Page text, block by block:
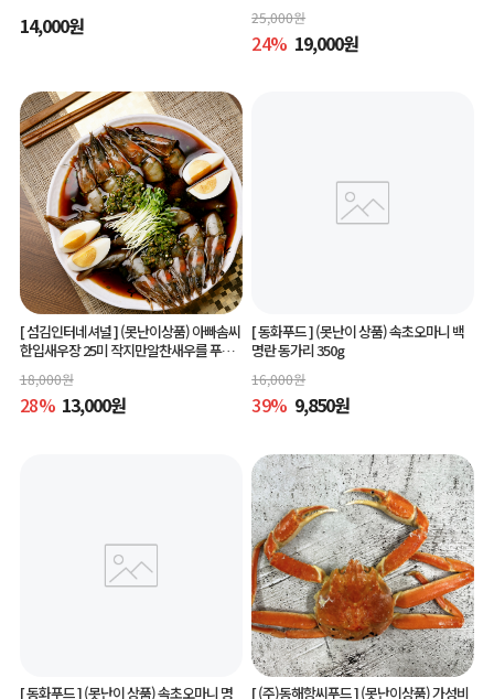
14,000원
씨한입게장
25,000원
24% 19,000원
[ 섬김인터네셔널 ](못난이상품) 아빠솜씨
한입새우장 25미 작지만알찬새우를 푸짐
하게 즐길수 있는 한입새우장
18,000원
28% 13,000원
[ 동화푸드 ](못난이 상품) 속초오마니 백
명란 동가리 350g
16,000원
39% 9,850원
[ 동화푸드 ](못난이 상품) 속초오마니 명 [ (주)동해항씨푸드 ](못난이상품) 가성비